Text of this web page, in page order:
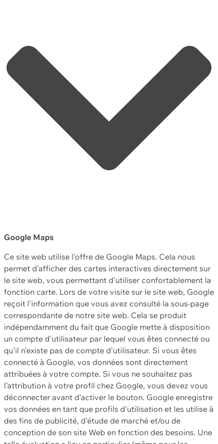
Google Maps
Ce site web utilise l'offre de Google Maps. Cela nous
permet d'afficher des cartes interactives directement sur
le site web, vous permettant d'utiliser confortablement la
fonction carte. Lors de votre visite sur le site web, Google
reçoit l'information que vous avez consulté la sous-page
correspondante de notre site web. Cela se produit
indépendamment du fait que Google mette à disposition
un compte d'utilisateur par lequel vous êtes connecté ou
qu'il n'existe pas de compte d'utilisateur. Si vous êtes
connecté à Google, vos données sont directement
attribuées à votre compte. Si vous ne souhaitez pas
l'attribution à votre profil chez Google, vous devez vous
déconnecter avant d'activer le bouton. Google enregistre
vos données en tant que profils d'utilisation et les utilise à
des fins de publicité, d'étude de marché et/ou de
conception de son site Web en fonction des besoins. Une